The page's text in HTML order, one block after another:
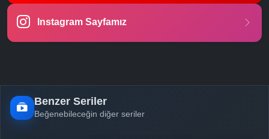
Instagram Sayfamız
Benzer Seriler
Beğenebileceğin diğer seriler